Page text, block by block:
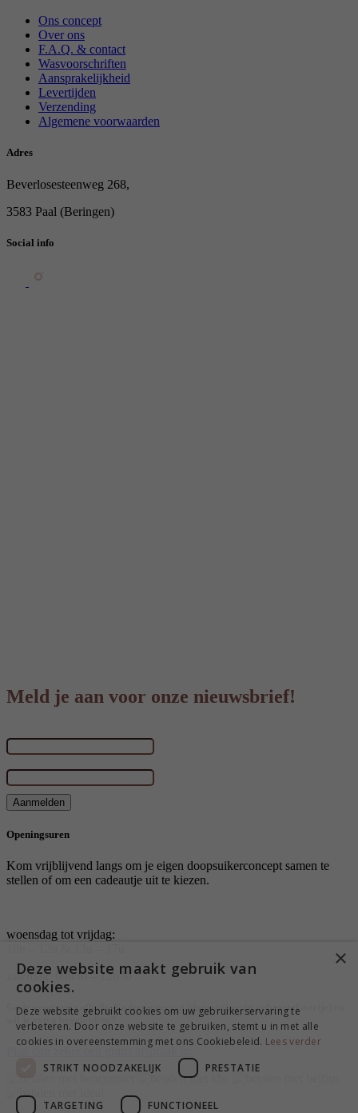
Ons concept
Over ons
F.A.Q. & contact
Wasvoorschriften
Aansprakelijkheid
Levertijden
Verzending
Algemene voorwaarden
Adres
Beverlosesteenweg 268,
3583 Paal (Beringen)
Social info
Meld je aan voor onze nieuwsbrief!
Aanmelden
Openingsuren
Kom vrijblijvend langs om je eigen doopsuikerconcept samen te
stellen of om een cadeautje uit te kiezen.
woensdag tot vrijdag:
zaterdag: 09u30 – 12u30
Ga je voor een volledig Kadeco concept (doopsuiker én geboortekaartje) en
wil je extra begeleiding?
Plan dan zeker een gratis afspraak in.
×
Deze website maakt gebruik van
cookies.
Deze website gebruikt cookies om uw gebruikerservaring te
verbeteren. Door onze website te gebruiken, stemt u in met alle
cookies in overeenstemming met ons Cookiebeleid. Lees verder
STRIKT NOODZAKELIJK
PRESTATIE
TARGETING FUNCTIONEEL